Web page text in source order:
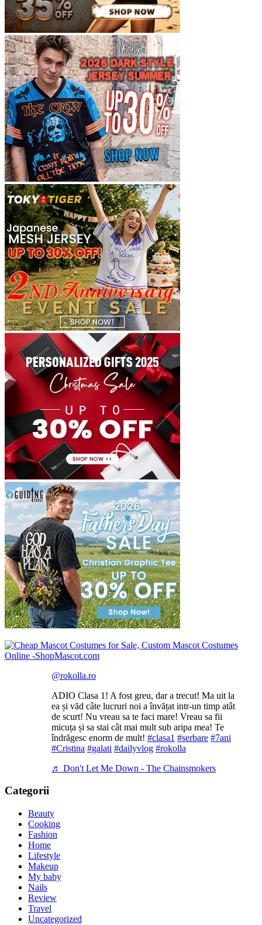
@rokolla.ro
ADIO Clasa 1! A fost greu, dar a trecut! Ma uit la
ea și văd câte lucruri noi a învățat intr-un timp atât
de scurt! Nu vreau sa te faci mare! Vreau sa fii
micuța și sa stai cât mai mult sub aripa mea! Te
îndrăgesc enorm de mult! #clasa1 #serbare #7ani
#Cristina #galati #dailyvlog #rokolla
♬ Don't Let Me Down - The Chainsmokers
Categorii
Beauty
Cooking
Fashion
Home
Lifestyle
Makeup
My baby
Nails
Review
Travel
Uncategorized